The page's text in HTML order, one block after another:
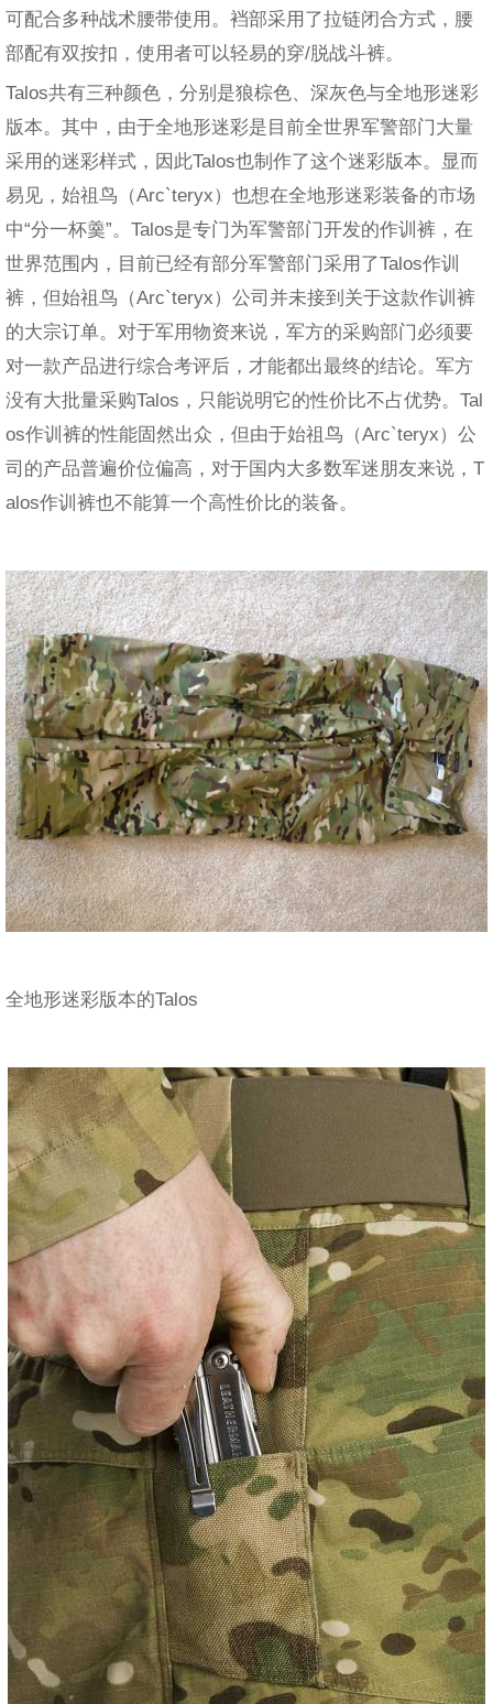
可配合多种战术腰带使用。裆部采用了拉链闭合方式，腰
部配有双按扣，使用者可以轻易的穿/脱战斗裤。
Talos共有三种颜色，分别是狼棕色、深灰色与全地形迷彩
版本。其中，由于全地形迷彩是目前全世界军警部门大量
采用的迷彩样式，因此Talos也制作了这个迷彩版本。显而
易见，始祖鸟（Arc`teryx）也想在全地形迷彩装备的市场
中“分一杯羹”。Talos是专门为军警部门开发的作训裤，在
世界范围内，目前已经有部分军警部门采用了Talos作训
裤，但始祖鸟（Arc`teryx）公司并未接到关于这款作训裤
的大宗订单。对于军用物资来说，军方的采购部门必须要
对一款产品进行综合考评后，才能都出最终的结论。军方
没有大批量采购Talos，只能说明它的性价比不占优势。Tal
os作训裤的性能固然出众，但由于始祖鸟（Arc`teryx）公
司的产品普遍价位偏高，对于国内大多数军迷朋友来说，T
alos作训裤也不能算一个高性价比的装备。
全地形迷彩版本的Talos